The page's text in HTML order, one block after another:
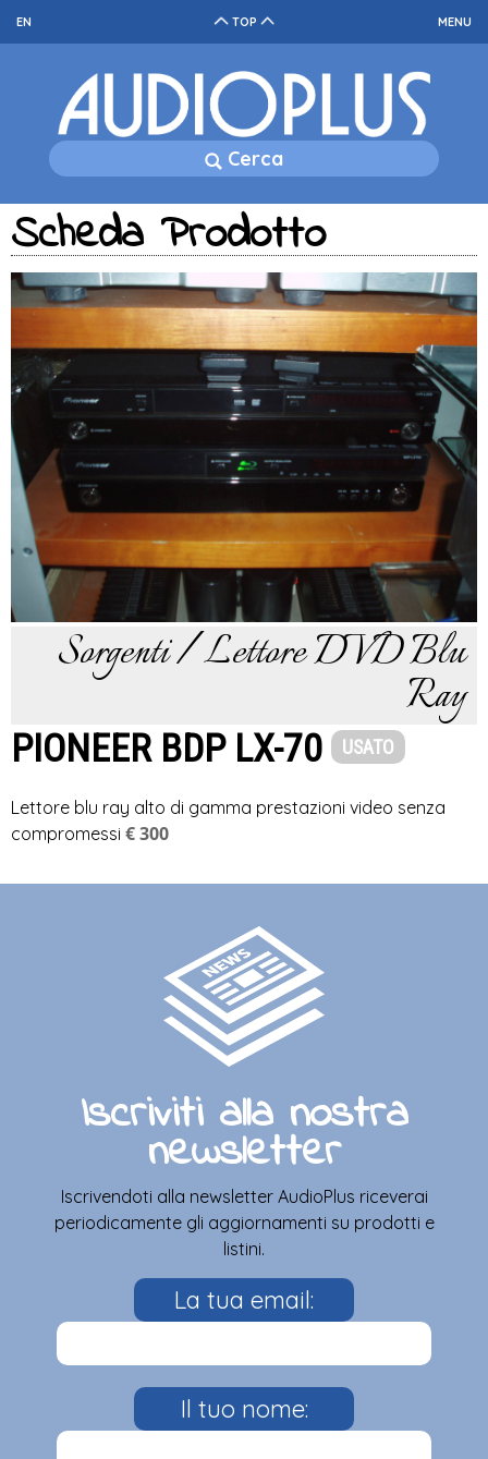
TOP MENU
EN
Cerca
Scheda Prodotto
Sorgenti / Lettore DVD Blu
Ray
PIONEER BDP LX-70 USATO
Lettore blu ray alto di gamma prestazioni video senza
compromessi € 300
Iscriviti alla nostra
newsletter
Iscrivendoti alla newsletter AudioPlus riceverai
periodicamente gli aggiornamenti su prodotti e
listini.
La tua email:
Il tuo nome: